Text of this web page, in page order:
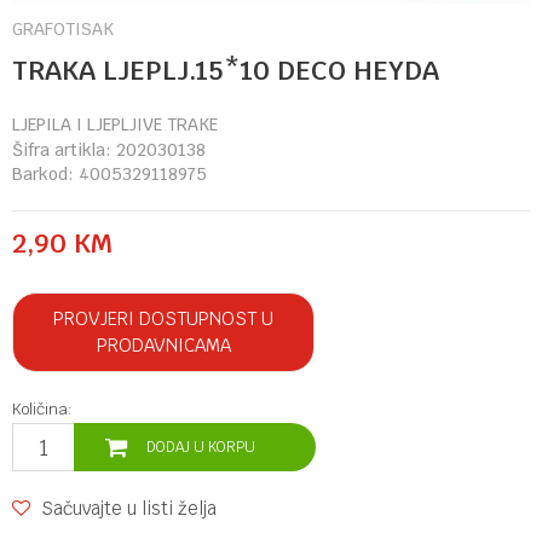
GRAFOTISAK
TRAKA LJEPLJ.15*10 DECO HEYDA
LJEPILA I LJEPLJIVE TRAKE
Šifra artikla: 202030138
Barkod: 4005329118975
2,90 KM
PROVJERI DOSTUPNOST U
PRODAVNICAMA
Količina:
DODAJ U KORPU
Sačuvajte u listi želja